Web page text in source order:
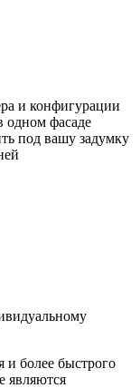
и конфигурации
одном фасаде
под вашу задумку
и более быстрого
являются